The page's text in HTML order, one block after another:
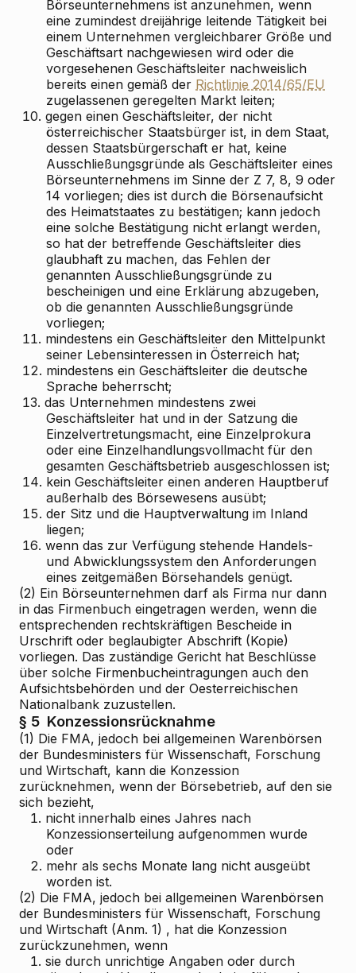
Börseunternehmens ist anzunehmen, wenn
eine zumindest dreijährige leitende Tätigkeit bei
einem Unternehmen vergleichbarer Größe und
Geschäftsart nachgewiesen wird oder die
vorgesehenen Geschäftsleiter nachweislich
bereits einen gemäß der Richtlinie 2014/65/EU
zugelassenen geregelten Markt leiten;
10. gegen einen Geschäftsleiter, der nicht
österreichischer Staatsbürger ist, in dem Staat,
dessen Staatsbürgerschaft er hat, keine
Ausschließungsgründe als Geschäftsleiter eines
Börseunternehmens im Sinne der Z 7, 8, 9 oder
14 vorliegen; dies ist durch die Börsenaufsicht
des Heimatstaates zu bestätigen; kann jedoch
eine solche Bestätigung nicht erlangt werden,
so hat der betreffende Geschäftsleiter dies
glaubhaft zu machen, das Fehlen der
genannten Ausschließungsgründe zu
bescheinigen und eine Erklärung abzugeben,
ob die genannten Ausschließungsgründe
vorliegen;
11. mindestens ein Geschäftsleiter den Mittelpunkt
seiner Lebensinteressen in Österreich hat;
12. mindestens ein Geschäftsleiter die deutsche
Sprache beherrscht;
13. das Unternehmen mindestens zwei
Geschäftsleiter hat und in der Satzung die
Einzelvertretungsmacht, eine Einzelprokura
oder eine Einzelhandlungsvollmacht für den
gesamten Geschäftsbetrieb ausgeschlossen ist;
14. kein Geschäftsleiter einen anderen Hauptberuf
außerhalb des Börsewesens ausübt;
15. der Sitz und die Hauptverwaltung im Inland
liegen;
16. wenn das zur Verfügung stehende Handels-
und Abwicklungssystem den Anforderungen
eines zeitgemäßen Börsehandels genügt.
(2) Ein Börseunternehmen darf als Firma nur dann
in das Firmenbuch eingetragen werden, wenn die
entsprechenden rechtskräftigen Bescheide in
Urschrift oder beglaubigter Abschrift (Kopie)
vorliegen. Das zuständige Gericht hat Beschlüsse
über solche Firmenbucheintragungen auch den
Aufsichtsbehörden und der Oesterreichischen
Nationalbank zuzustellen.
§ 5 Konzessionsrücknahme
(1) Die FMA, jedoch bei allgemeinen Warenbörsen
der Bundesministers für Wissenschaft, Forschung
und Wirtschaft, kann die Konzession
zurücknehmen, wenn der Börsebetrieb, auf den sie
sich bezieht,
1. nicht innerhalb eines Jahres nach
Konzessionserteilung aufgenommen wurde
oder
2. mehr als sechs Monate lang nicht ausgeübt
worden ist.
(2) Die FMA, jedoch bei allgemeinen Warenbörsen
der Bundesministers für Wissenschaft, Forschung
und Wirtschaft (Anm. 1) , hat die Konzession
zurückzunehmen, wenn
1. sie durch unrichtige Angaben oder durch